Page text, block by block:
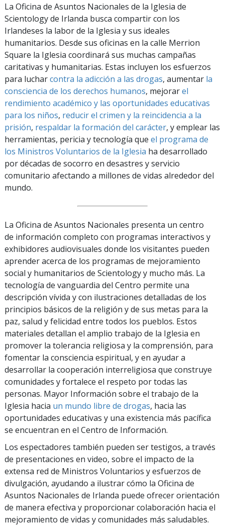
La Oficina de Asuntos Nacionales de la Iglesia de
Scientology de Irlanda busca compartir con los
Irlandeses la labor de la Iglesia y sus ideales
humanitarios. Desde sus oficinas en la calle Merrion
Square la Iglesia coordinará sus muchas campañas
caritativas y humanitarias. Estas incluyen los esfuerzos
para lucharcontra la adicción a las drogas, aumentar la
consciencia de los derechos humanos, mejorarel
rendimiento académico y las oportunidades educativas
para los niños, reducir el crimen y la reincidencia a la
prisión, respaldar la formación del carácter, y emplear las
herramientas, pericia y tecnología que el programa de
los Ministros Voluntarios de la Iglesia ha desarrollado
por décadas de socorro en desastres y servicio
comunitario afectando a millones de vidas alrededor del
mundo.
La Oficina de Asuntos Nacionales presenta un centro
de información completo con programas interactivos y
exhibidores audiovisuales donde los visitantes pueden
aprender acerca de los programas de mejoramiento
social y humanitarios de Scientology y mucho más. La
tecnología de vanguardia del Centro permite una
descripción vívida y con ilustraciones detalladas de los
principios básicos de la religión y de sus metas para la
paz, salud y felicidad entre todos los pueblos. Estos
materiales detallan el amplio trabajo de la Iglesia en
promover la tolerancia religiosa y la comprensión, para
fomentar la consciencia espiritual, y en ayudar a
desarrollar la cooperación interreligiosa que construye
comunidades y fortalece el respeto por todas las
personas. Mayor Información sobre el trabajo de la
Iglesia hacia un mundo libre de drogas, hacia las
oportunidades educativas y una existencia más pacífica
se encuentran en el Centro de Información.
Los espectadores también pueden ser testigos, a través
de presentaciones en video, sobre el impacto de la
extensa red de Ministros Voluntarios y esfuerzos de
divulgación, ayudando a ilustrar cómo la Oficina de
Asuntos Nacionales de Irlanda puede ofrecer orientación
de manera efectiva y proporcionar colaboración hacia el
mejoramiento de vidas y comunidades más saludables.